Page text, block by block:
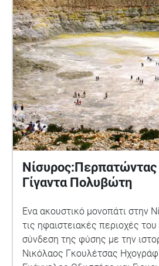
Γίγαντα Πολυβώτη
Ένα ακουστικό μονοπάτι στην
τις ηφαιστειακές περιοχές του
σύνδεση της φύσης με την
Νικόλαος Γκουλέτσας